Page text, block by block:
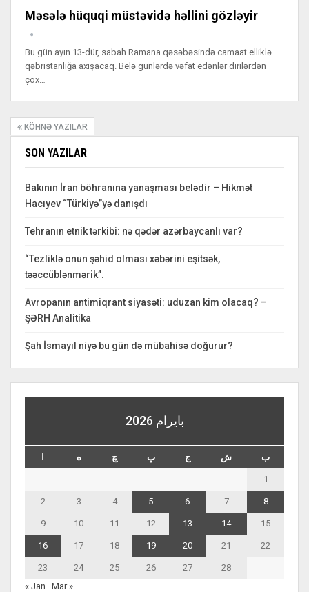
Məsələ hüquqi müstəvidə həllini gözləyir
Bu gün ayın 13-dür, sabah Ramana qəsəbəsində camaat elliklə
qəbristanlığa axışacaq. Belə günlərdə vəfat edənlər dirilərdən
çox…
KÖHNƏ YAZILAR
SON YAZILAR
Bakının İran böhranına yanaşması belədir – Hikmət
Hacıyev “Türkiyə”yə danışdı
Tehranın etnik tərkibi: nə qədər azərbaycanlı var?
“Tezliklə onun şəhid olması xəbərini eşitsək,
təəccüblənmərik”.
Avropanın antimiqrant siyasəti: uduzan kim olacaq? –
ŞƏRH Analitika
Şah İsmayıl niyə bu gün də mübahisə doğurur?
بايرام 2026
ه چ پ ج ش ب
1
2 3 4 5 6 7 8
9 10 11 12 13 14 15
16 17 18 19 20 21 22
23 24 25 26 27
28
« Jan
Mar »